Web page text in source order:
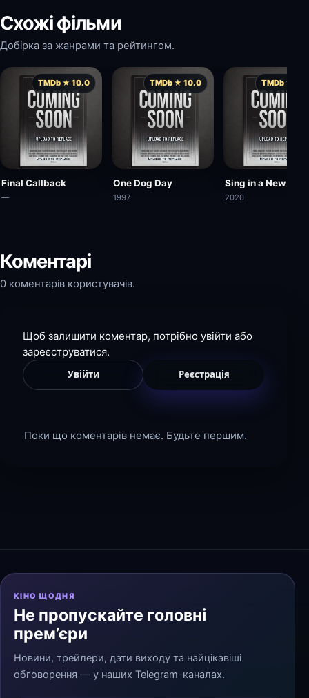
Схожі фільми
Добірка за жанрами та рейтингом.
TMDb ★ 10.0
Final Callback
—
TMDb ★ 10.0
One Dog Day
1997
TMDb ★
Sing in a New Year
2020
Коментарі
0 коментарів користувачів.
Щоб залишити коментар, потрібно увійти або
зареєструватися.
Увійти Реєстрація
Поки що коментарів немає. Будьте першим.
КІНО ЩОДНЯ
Не пропускайте головні
прем’єри
Новини, трейлери, дати виходу та найцікавіші
обговорення — у наших Telegram-каналах.